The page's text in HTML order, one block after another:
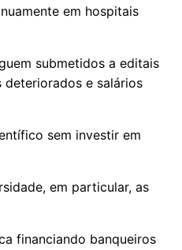
em hospitais
submetidos a editais
e salários
sem investir em
em particular, as
financiando banqueiros